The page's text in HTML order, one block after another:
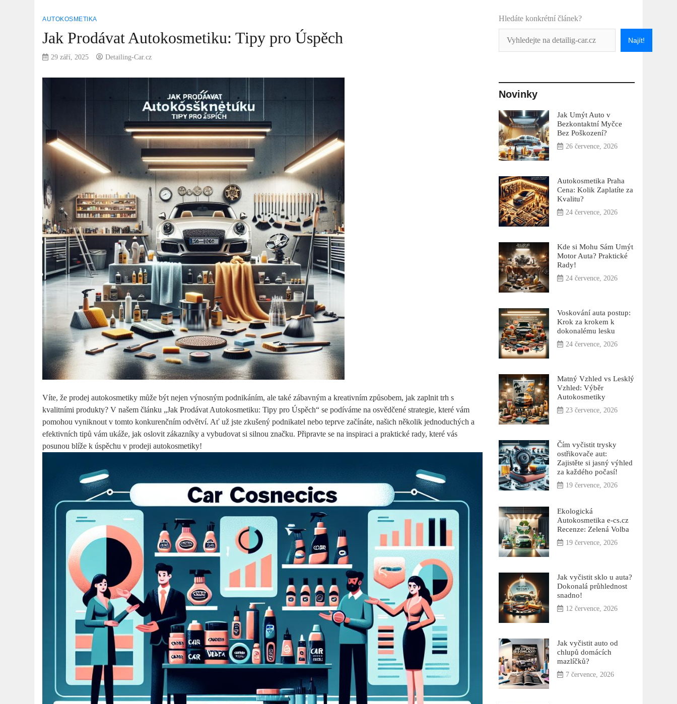
AUTOKOSMETIKA
Jak Prodávat Autokosmetiku: Tipy pro Úspěch
29 září, 2025 Detailing-Car.cz
Víte, že​ prodej autokosmetiky⁣ může být nejen‍ výnosným podnikáním, ⁢ale⁢ také zábavným a kreativním⁣ způsobem, jak zaplnit trh s
kvalitními ‌produkty?⁢ V⁣ našem článku „Jak Prodávat Autokosmetiku:⁢ Tipy pro Úspěch“ se podíváme na osvědčené strategie, ‌které ​vám
pomohou ‌vyniknout v‍ tomto konkurenčním odvětví. Ať‍ už jste zkušený podnikatel nebo teprve začínáte, našich ​několik jednoduchých a
efektivních tipů vám ⁢ukáže,⁢ jak oslovit zákazníky a vybudovat si silnou značku. Připravte se na ⁣inspiraci a‍ praktické rady, které vás
posunou blíže k úspěchu v prodeji autokosmetiky!
Hledáte konkrétní článek?
Najít!
Novinky
Jak Umýt Auto v
Bezkontaktní Myčce
Bez Poškození?
26 července, 2026
Autokosmetika Praha
Cena: Kolik Zaplatíte za
Kvalitu?
24 července, 2026
Kde si Mohu Sám Umýt
Motor Auta? Praktické
Rady!
24 července, 2026
Voskování auta postup:
Krok za krokem k
dokonalému lesku
24 července, 2026
Matný Vzhled vs Lesklý
Vzhled: Výběr
Autokosmetiky
23 července, 2026
Čím vyčistit trysky
ostřikovače aut:
Zajistěte si jasný výhled
za každého počasí!
19 července, 2026
Ekologická
Autokosmetika e-cs.cz
Recenze: Zelená Volba
19 července, 2026
Jak vyčistit sklo u auta?
Dokonalá průhlednost
snadno!
12 července, 2026
Jak vyčistit auto od
chlupů domácích
mazlíčků?
7 července, 2026